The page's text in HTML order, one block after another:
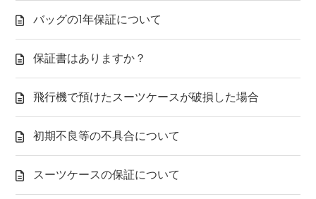
バッグの1年保証について
保証書はありますか？
飛行機で預けたスーツケースが破損した場合
初期不良等の不具合について
スーツケースの保証について